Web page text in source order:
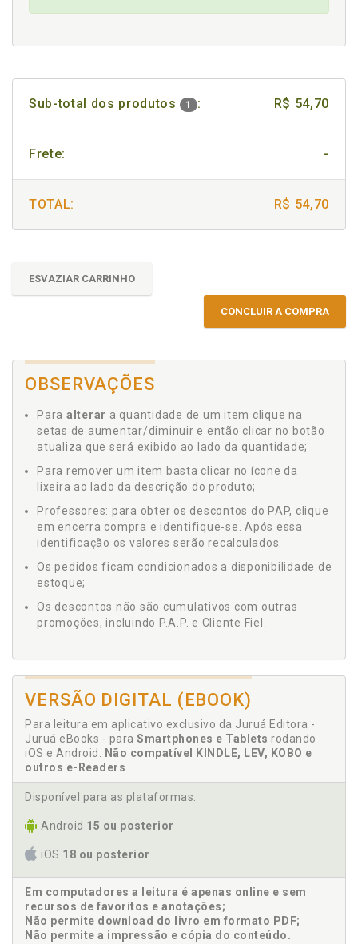
Sub-total dos produtos 1 : R$ 54,70
Frete: -
TOTAL: R$ 54,70
ESVAZIAR CARRINHO
CONCLUIR A COMPRA
OBSERVAÇÕES
Para alterar a quantidade de um item clique na
setas de aumentar/diminuir e então clicar no botão
atualiza que será exibido ao lado da quantidade;
Para remover um item basta clicar no ícone da
lixeira ao lado da descrição do produto;
Professores: para obter os descontos do PAP, clique
em encerra compra e identifique-se. Após essa
identificação os valores serão recalculados.
Os pedidos ficam condicionados a disponibilidade de
estoque;
Os descontos não são cumulativos com outras
promoções, incluindo P.A.P. e Cliente Fiel.
VERSÃO DIGITAL (EBOOK)
Para leitura em aplicativo exclusivo da Juruá Editora -
Juruá eBooks - para Smartphones e Tablets rodando
iOS e Android.
Não compatível KINDLE, LEV, KOBO e
outros e-Readers
Disponível para as plataformas:
Android 15 ou posterior
iOS 18 ou posterior
Em computadores a leitura é apenas online e sem
recursos de favoritos e anotações;
Não permite download do livro em formato PDF;
Não permite a impressão e cópia do conteúdo.